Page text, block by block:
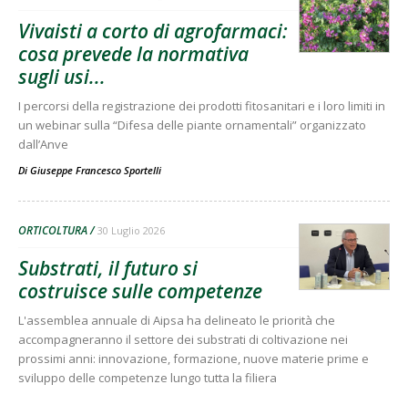
Vivaisti a corto di agrofarmaci:
cosa prevede la normativa
sugli usi...
I percorsi della registrazione dei prodotti fitosanitari e i loro limiti in
un webinar sulla “Difesa delle piante ornamentali” organizzato
dall’Anve
Di Giuseppe Francesco Sportelli
ORTICOLTURA 30 Luglio 2026
Substrati, il futuro si
costruisce sulle competenze
L'assemblea annuale di Aipsa ha delineato le priorità che
accompagneranno il settore dei substrati di coltivazione nei
prossimi anni: innovazione, formazione, nuove materie prime e
sviluppo delle competenze lungo tutta la filiera